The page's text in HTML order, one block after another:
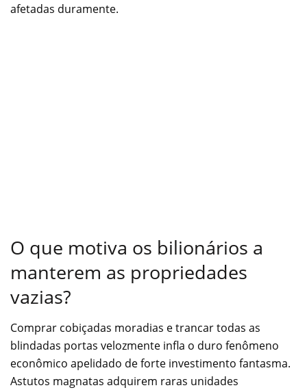
afetadas duramente.
O que motiva os bilionários a
manterem as propriedades
vazias?
Comprar cobiçadas moradias e trancar todas as
blindadas portas velozmente infla o duro fenômeno
econômico apelidado de forte investimento fantasma.
Astutos magnatas adquirem raras unidades